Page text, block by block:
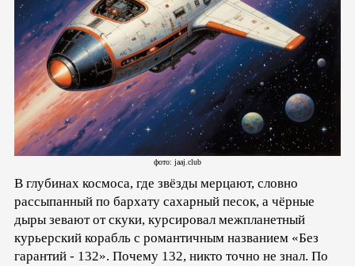
фото: jaaj.club
В глубинах космоса, где звёзды мерцают, словно
рассыпанный по бархату сахарный песок, а чёрные
дыры зевают от скуки, курсировал межпланетный
курьерский корабль с романтичным названием «Без
гарантий - 132». Почему 132, никто точно не знал. По